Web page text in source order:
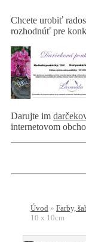
Chcete urobiť
rozhodnúť pre
Darujte im
internetovom
Úvod » Farby,
10 x 10cm